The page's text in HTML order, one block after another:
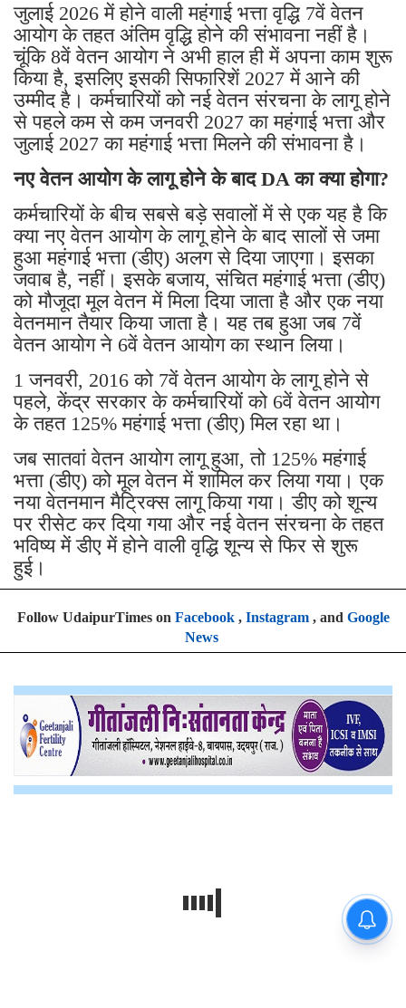
जुलाई 2026 में होने वाली महंगाई भत्ता वृद्धि 7वें वेतन
आयोग के तहत अंतिम वृद्धि होने की संभावना नहीं है।
चूंकि 8वें वेतन आयोग ने अभी हाल ही में अपना काम शुरू
किया है, इसलिए इसकी सिफारिशें 2027 में आने की
उम्मीद है। कर्मचारियों को नई वेतन संरचना के लागू होने
से पहले कम से कम जनवरी 2027 का महंगाई भत्ता और
जुलाई 2027 का महंगाई भत्ता मिलने की संभावना है।
नए वेतन आयोग के लागू होने के बाद DA का क्या होगा?
कर्मचारियों के बीच सबसे बड़े सवालों में से एक यह है कि
क्या नए वेतन आयोग के लागू होने के बाद सालों से जमा
हुआ महंगाई भत्ता (डीए) अलग से दिया जाएगा। इसका
जवाब है, नहीं। इसके बजाय, संचित महंगाई भत्ता (डीए)
को मौजूदा मूल वेतन में मिला दिया जाता है और एक नया
वेतनमान तैयार किया जाता है। यह तब हुआ जब 7वें
वेतन आयोग ने 6वें वेतन आयोग का स्थान लिया।
1 जनवरी, 2016 को 7वें वेतन आयोग के लागू होने से
पहले, केंद्र सरकार के कर्मचारियों को 6वें वेतन आयोग
के तहत 125% महंगाई भत्ता (डीए) मिल रहा था।
जब सातवां वेतन आयोग लागू हुआ, तो 125% महंगाई
भत्ता (डीए) को मूल वेतन में शामिल कर लिया गया। एक
नया वेतनमान मैट्रिक्स लागू किया गया। डीए को शून्य
पर रीसेट कर दिया गया और नई वेतन संरचना के तहत
भविष्य में डीए में होने वाली वृद्धि शून्य से फिर से शुरू
हुई।
Follow UdaipurTimes on Facebook, Instagram, and Google
News